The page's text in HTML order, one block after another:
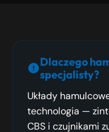
Dlaczego
specjalisty?
Układy
technologia —
CBS i czujnikami